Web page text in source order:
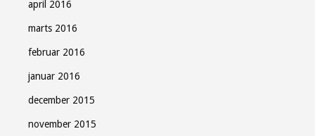
april 2016
marts 2016
februar 2016
januar 2016
december 2015
november 2015